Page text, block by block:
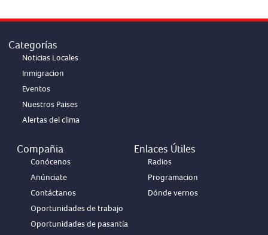
Categorías
Noticias Locales
Inmigracion
Eventos
Nuestros Paises
Alertas del clima
Compañia
Conócenos
Anúnciate
Contáctanos
Oportunidades de trabajo
Oportunidades de pasantía
Enlaces Útiles
Radios
Programacion
Dónde vernos